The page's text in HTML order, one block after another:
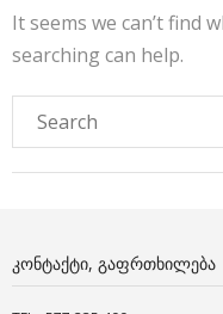
It seems we can’t find
searching can help.
ᲙᲝᲜᲢᲐᲥᲢᲘ, ᲒᲐᲤᲠᲗᲮᲘᲚᲔᲑᲐ